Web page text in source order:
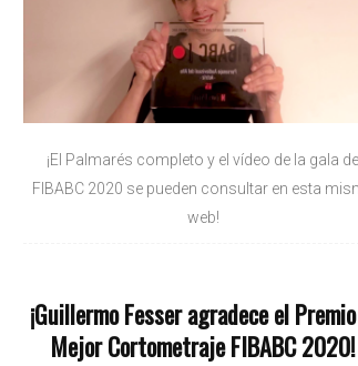
¡El Palmarés completo y el vídeo de la gala de
FIBABC 2020 se pueden consultar en esta
web!
¡Guillermo Fesser agradece el
Mejor Cortometraje FIBABC 2020!